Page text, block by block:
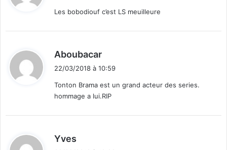
Les bobodiouf c’est LS meuilleure
Aboubacar
i
:
22/03/2018 à 10:59
Tonton Brama est un grand acteur des series.
hommage a lui.RIP
Yves
i